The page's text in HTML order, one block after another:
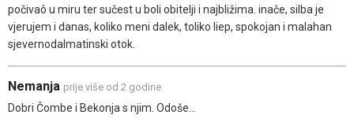
počivaô u miru ter sučest u boli obitelji i najbližima. inače, silba je
vjerujem i danas, koliko meni dalek, toliko liep, spokojan i malahan
sjevernodalmatinski otok.
Nemanja prije više od 2 godine
Dobri Čombe i Bekonja s njim. Odoše...